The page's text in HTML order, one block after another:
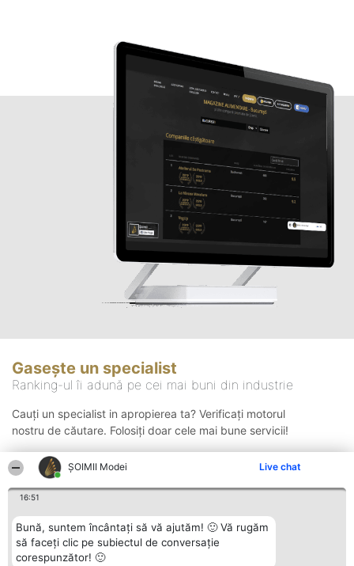
ȘOIMII Modei Live chat
16:51
Bună, suntem încântați să vă ajutăm! 🙂 Vă rugăm
să faceți clic pe subiectul de conversație
corespunzător! 🙂
Gasește un specialist
Ranking-ul îi adună pe cei mai buni din industrie
Cauți un specialist in apropierea ta? Verificați motorul
nostru de căutare. Folosiți doar cele mai bune servicii!